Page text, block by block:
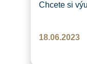
Chcete si
přímo ve
18.06.2023